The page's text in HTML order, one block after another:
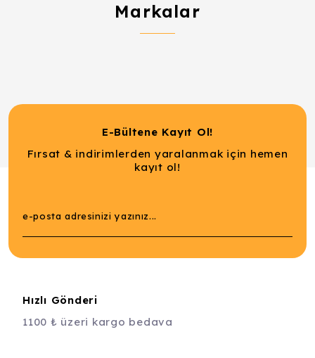
Markalar
E-Bültene Kayıt Ol!
Fırsat & indirimlerden yaralanmak için hemen
kayıt ol!
Hızlı Gönderi
1100 ₺ üzeri kargo bedava